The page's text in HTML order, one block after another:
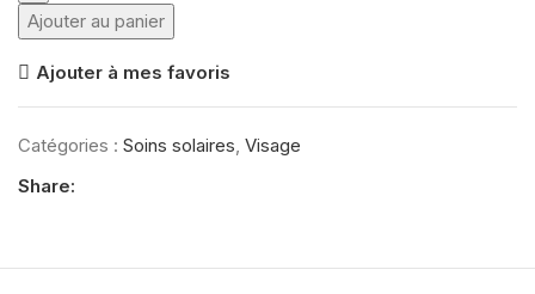
SUN
OIL
CONTROL
SPF
SUN
GEL-
SEC
Ajouter au panier
Ajouter à mes favoris
Catégories : Soins solaires, Visage
Share: